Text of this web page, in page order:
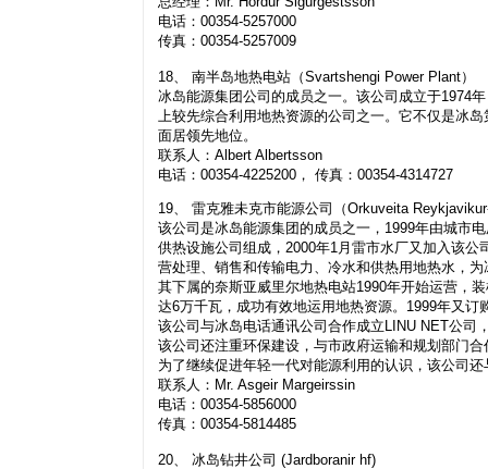
电话：00354-5257000
传真：00354-5257009
18、 南半岛地热电站（Svartshengi Power Plant）
冰岛能源集团公司的成员之一。该公司成立于1974
上较先综合利用地热资源的公司之一。它不仅是冰
面居领先地位。
联系人：Albert Albertsson
电话：00354-4225200， 传真：00354-4314727
19、 雷克雅未克市能源公司（Orkuveita
该公司是冰岛能源集团的成员之一，1999年由城市
供热设施公司组成，2000年1月雷市水厂又加入该
营处理、销售和传输电力、冷水和供热用地热水，
其下属的奈斯亚威里尔地热电站1990年开始运营，
达6万千瓦，成功有效地运用地热资源。1999年又订
该公司与冰岛电话通讯公司合作成立LINU NET公司
该公司还注重环保建设，与市政府运输和规划部门
为了继续促进年轻一代对能源利用的认识，该公司
联系人：Mr. Asgeir Margeirssin
电话：00354-5856000
传真：00354-5814485
20、 冰岛钻井公司 (Jardboranir hf)